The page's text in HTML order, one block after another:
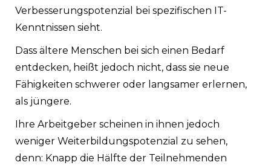
Verbesserungspotenzial bei spezifischen IT-
Kenntnissen sieht.
Dass ältere Menschen bei sich einen Bedarf
entdecken, heißt jedoch nicht, dass sie neue
Fähigkeiten schwerer oder langsamer erlernen,
als jüngere.
Ihre Arbeitgeber scheinen in ihnen jedoch
weniger Weiterbildungspotenzial zu sehen,
denn: Knapp die Hälfte der Teilnehmenden